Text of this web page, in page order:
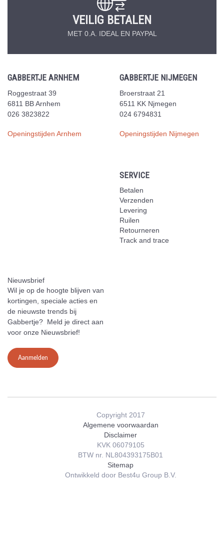
VEILIG BETALEN
MET 0.A. IDEAL EN PAYPAL
GABBERTJE ARNHEM
Roggestraat 39
6811 BB Arnhem
026 3823822
Openingstijden Arnhem
GABBERTJE NIJMEGEN
Broerstraat 21
6511 KK Njmegen
024 6794831
Openingstijden Nijmegen
SERVICE
Betalen
Verzenden
Levering
Ruilen
Retourneren
Track and trace
Nieuwsbrief
Wil je op de hoogte blijven van
kortingen, speciale acties en
de nieuwste trends bij
Gabbertje? Meld je direct aan
voor onze Nieuwsbrief!
Aanmelden
Copyright 2017
Algemene voorwaardan
Disclaimer
KVK 06079105
BTW nr. NL804393175B01
Sitemap
Ontwikkeld door Best4u Group B.V.